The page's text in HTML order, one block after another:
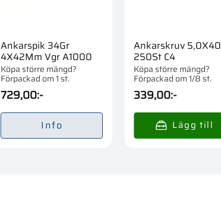
Ankarspik 34Gr
4X42Mm Vgr A1000
Köpa större mängd?
Förpackad om 1 st.
729,00:-
Info
Ankarskruv 5,0X40
250St C4
Köpa större mängd?
Förpackad om 1/8 st.
339,00:-